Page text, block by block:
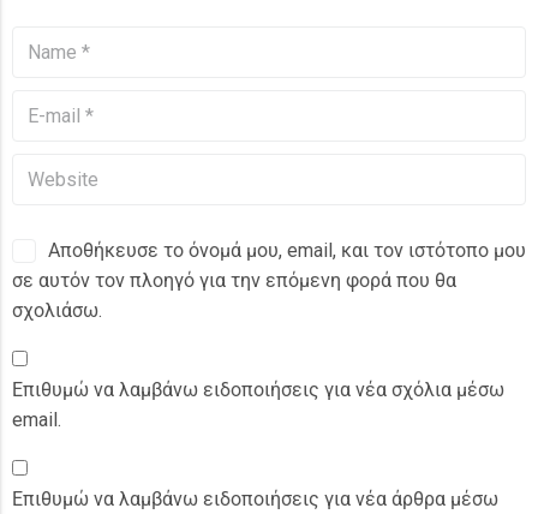
Αποθήκευσε το όνομά μου, email, και τον ιστότοπο μου
σε αυτόν τον πλοηγό για την επόμενη φορά που θα
σχολιάσω.
Επιθυμώ να λαμβάνω ειδοποιήσεις για νέα σχόλια μέσω
email.
Επιθυμώ να λαμβάνω ειδοποιήσεις για νέα άρθρα μέσω